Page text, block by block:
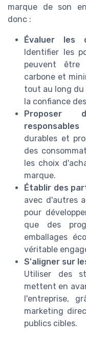
marque de son
donc :
Évaluer les
Identifier les
peuvent être
carbone et
tout au long du
la confiance
Proposer
responsables
durables et
des
les choix
marque.
Établir des
avec d'autres
pour
que des
emballages
véritable
S'aligner sur
Utiliser des
mettent en
l'entreprise,
marketing
publics cibles.